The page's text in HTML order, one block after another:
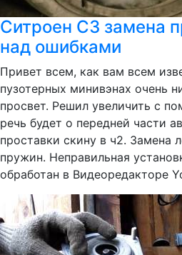
Ситроен С3 замена
над ошибками
Привет всем, как вам всем
пузотерных минивэнах очень
просвет. Решил увеличить с
речь будет о передней части
проставки скину в ч2. Замена
пружин. Неправильная
обработан в Видеоредакторе